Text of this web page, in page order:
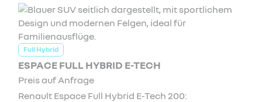
Full Hybrid
ESPACE FULL HYBRID E-TECH
Preis auf Anfrage
Renault Espace Full Hybrid E-Tech 200: